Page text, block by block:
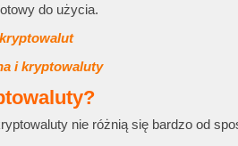
do użycia.
i kryptowaluty
nie różnią się bardzo od